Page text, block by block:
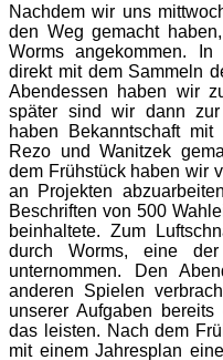
Nachdem wir uns
den Weg gemacht
Worms angekommen.
direkt mit dem Sammeln
Abendessen haben wir
später sind wir dann zur
haben Bekanntschaft
Rezo und Wanitzek
dem Frühstück haben wir
an Projekten
Beschriften von 500
beinhaltete. Zum
durch Worms, eine der
unternommen. Den
anderen Spielen
unserer Aufgaben
das leisten. Nach dem
mit einem Jahresplan